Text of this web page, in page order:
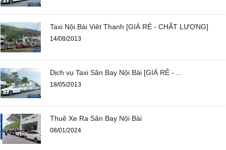
Taxi Nội Bài Viêt Thanh [GIÁ RẺ - CHẤT LƯỢNG]
14/08/2013
Dịch vụ Taxi Sân Bay Nội Bài [GIÁ RẺ - ...
18/05/2013
Thuê Xe Ra Sân Bay Nội Bài
08/01/2024